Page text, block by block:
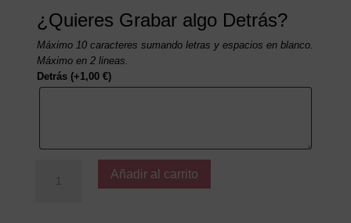
¿Quieres Grabar algo Detrás?
Máximo 10 caracteres sumando letras y espacios en blanco.
Máximo en 2 lineas.
Detrás (+1,00 €)
Añadir al carrito